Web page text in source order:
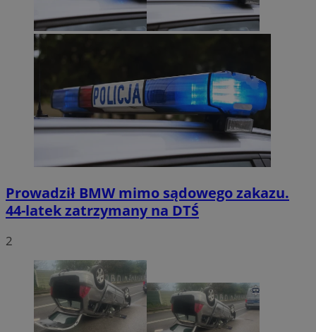
Prowadził BMW mimo sądowego zakazu.
44-latek zatrzymany na DTŚ
2